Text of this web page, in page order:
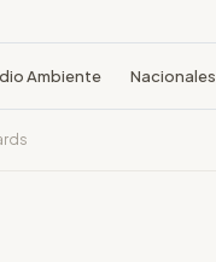
Ambiente Nacionales